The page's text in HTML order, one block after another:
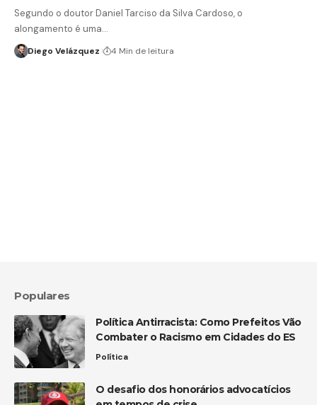
Segundo o doutor Daniel Tarciso da Silva Cardoso, o
alongamento é uma…
Diego Velázquez 4 Min de leitura
Populares
Política Antirracista: Como Prefeitos Vão
Combater o Racismo em Cidades do ES
Política
O desafio dos honorários advocatícios